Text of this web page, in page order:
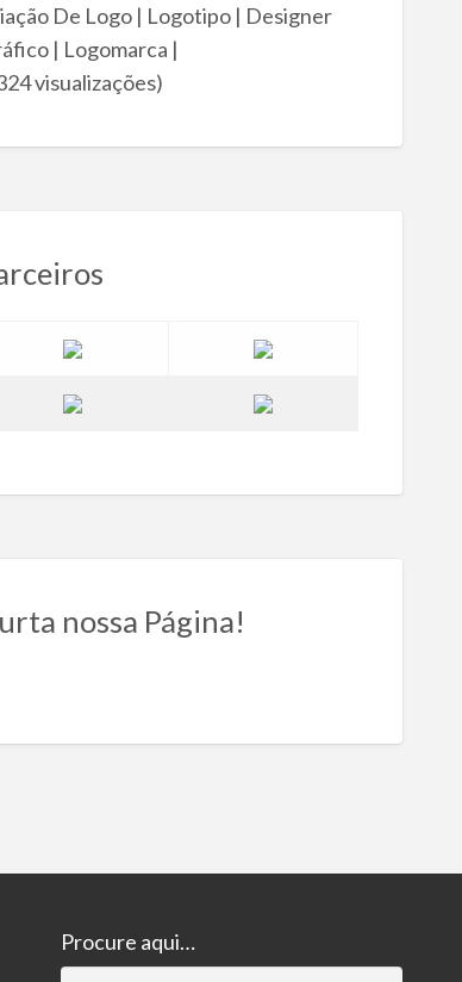
De Logo | Logotipo | Designer
| Logomarca |
visualizações)
nossa Página!
Procure aqui…